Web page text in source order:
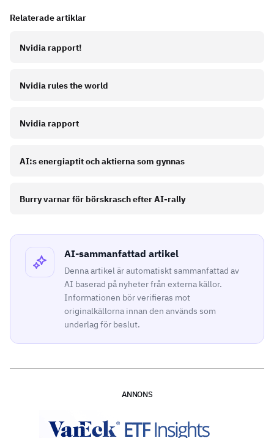
Relaterade artiklar
Nvidia rapport!
Nvidia rules the world
Nvidia rapport
AI:s energiaptit och aktierna som gynnas
Burry varnar för börskrasch efter AI-rally
AI-sammanfattad artikel
Denna artikel är automatiskt sammanfattad av
AI baserad på nyheter från externa källor.
Informationen bör verifieras mot
originalkällorna innan den används som
underlag för beslut.
ANNONS